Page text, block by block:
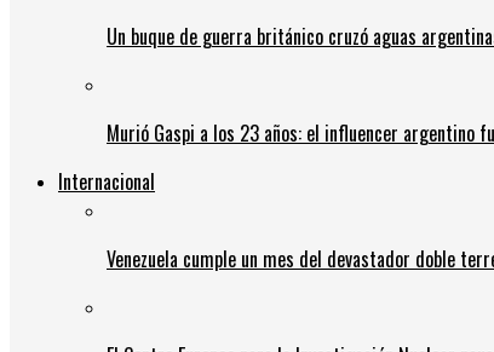
Un buque de guerra británico cruzó aguas
Murió Gaspi a los 23 años: el influencer argentino
Internacional
Venezuela cumple un mes del devastador doble